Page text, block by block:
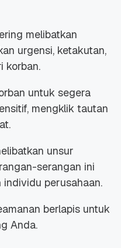
melibatkan
urgensi, ketakutan,
korban.
untuk segera
mengklik tautan
unsur
serangan ini
perusahaan.
berlapis untuk
Anda.